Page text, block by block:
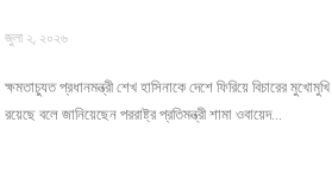
জুলা ২, ২০২৬
ক্ষমতাচ্যুত প্রধানমন্ত্রী শেখ হাসিনাকে দেশে ফিরিয়ে বিচারের
রয়েছে বলে জানিয়েছেন পররাষ্ট্র প্রতিমন্ত্রী শামা ওবায়েদ…